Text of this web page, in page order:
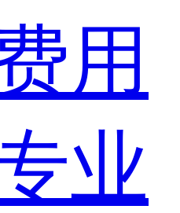
用
业